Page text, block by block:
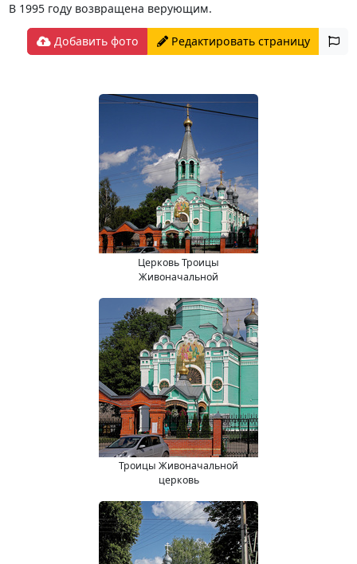
В 1995 году возвращена верующим.
Добавить фото Редактировать страницу
Церковь Троицы
Живоначальной
Троицы Живоначальной
церковь